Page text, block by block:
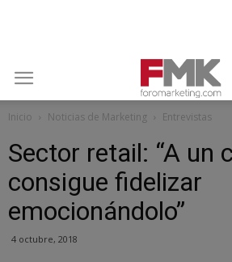
Inicio Noticias de Marketing Entrevistas
Sector retail: “A un
consigue fidelizar
emocionándolo”
4 octubre, 2018